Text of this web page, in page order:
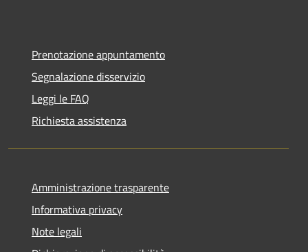
Prenotazione appuntamento
Segnalazione disservizio
Leggi le FAQ
Richiesta assistenza
Amministrazione trasparente
Informativa privacy
Note legali